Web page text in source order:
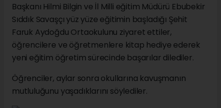
Başkanı Hilmi Bilgin ve İl Milli eğitim Müdürü Ebubekir
Sıddık Savaşçı yüz yüze eğitimin başladığı Şehit
Faruk Aydoğdu Ortaokulunu ziyaret ettiler,
öğrencilere ve öğretmenlere kitap hediye ederek
yeni eğitim öğretim sürecinde başarılar dilediler.
Öğrenciler, aylar sonra okullarına kavuşmanın
mutluluğunu yaşadıklarını söylediler.